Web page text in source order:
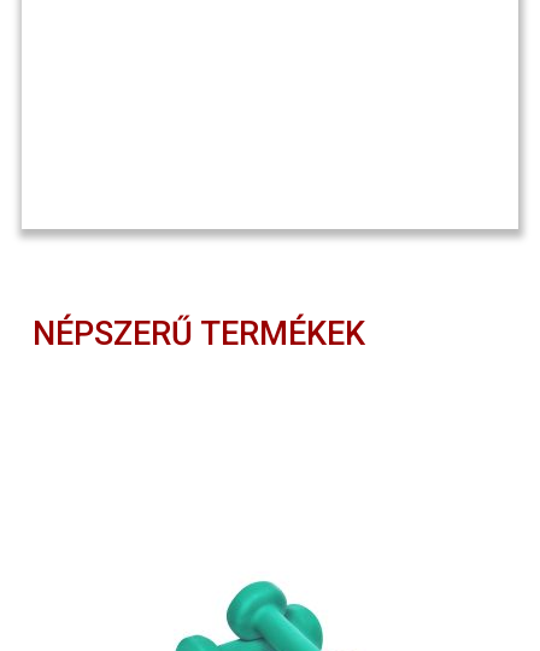
NÉPSZERŰ TERMÉKEK